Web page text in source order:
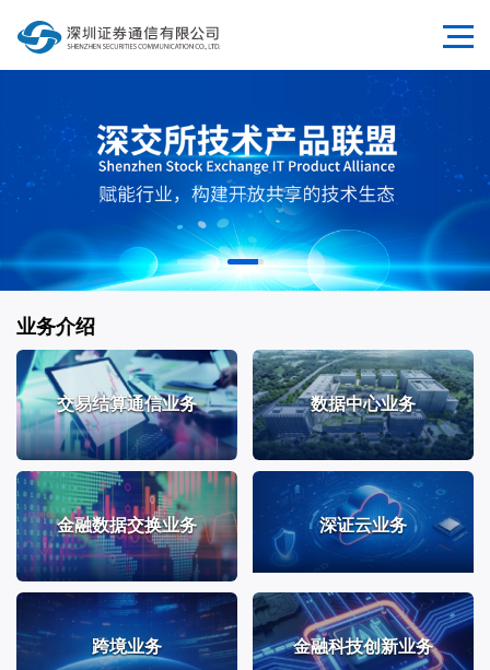
业务介绍
交易结算通信业务 数据中心业务
金融数据交换业务 深证云业务
跨境业务 金融科技创新业务